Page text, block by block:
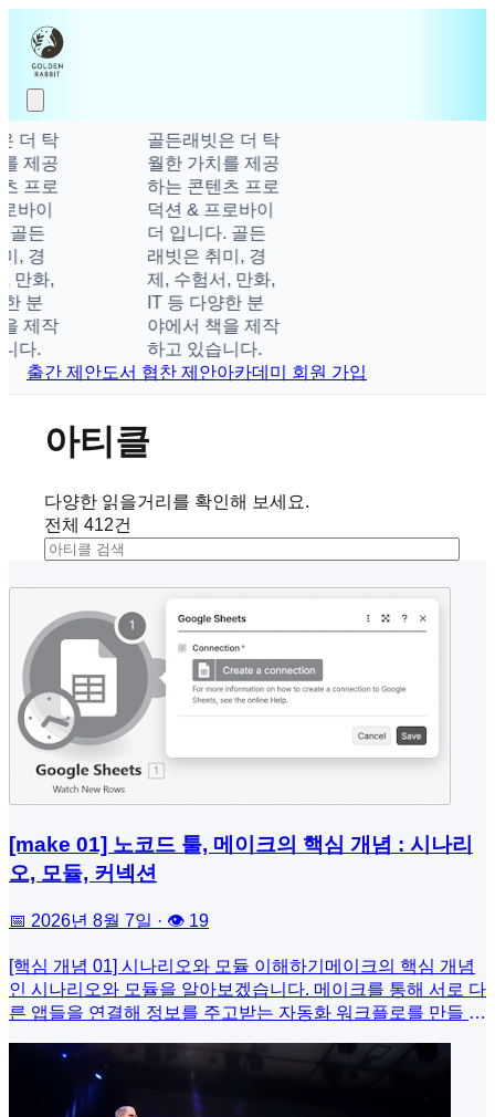
더 탁
제공
프로
바이
든
, 경
만화,
분
제작
다.
골든래빗은 더 탁
월한 가치를 제공
하는 콘텐츠 프로
덕션 & 프로바이
더 입니다. 골든
래빗은 취미, 경
제, 수험서, 만화,
IT 등 다양한 분
야에서 책을 제작
하고 있습니다.
출간 제안도서 협찬 제안아카데미 회원 가입
아티클
다양한 읽을거리를 확인해 보세요.
전체 412건
[make 01] 노코드 툴, 메이크의 핵심 개념 : 시나리
오, 모듈, 커넥션
📅 2026년 8월 7일 · 👁 19
[핵심 개념 01] 시나리오와 모듈 이해하기메이크의 핵심 개념
인 시나리오와 모듈을 알아보겠습니다. 메이크를 통해 서로 다
른 앱들을 연결해 정보를 주고받는 자동화 워크플로를 만들 수
고 부릅니다. 그리고 그 시나리오 안을 구성하는 각 단위들을
‘모듈’이라고 부르죠.예를 들어 다음 시나리오는 특정 이메일
을 가져와서, 텔레그램으로 전송하는 시나리오인데요. 2개의